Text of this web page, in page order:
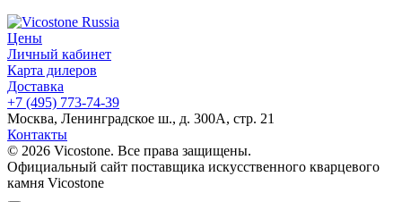
Цены
Личный кабинет
Карта дилеров
Доставка
+7 (495) 773-74-39
Москва, Ленинградское ш., д. 300А, стр. 21
Контакты
© 2026 Vicostone. Все права защищены.
Официальный сайт поставщика искусственного кварцевого
камня Vicostone